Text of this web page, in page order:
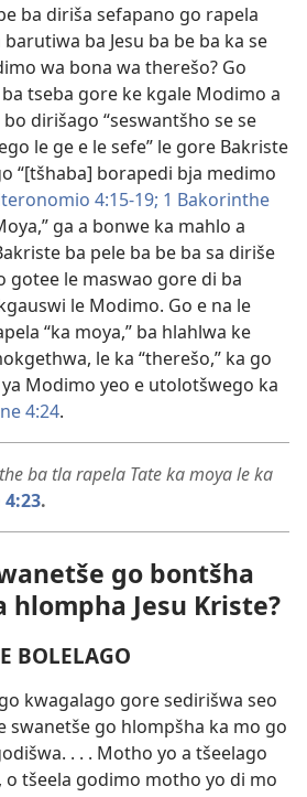
ba diriša sefapano go rapela
ba Jesu ba be ba ka se
wa bona wa therešo? Go
tseba gore ke kgale Modimo a
dirišago “seswantšho se se
le ge e le sefe” le gore Bakriste
“[tšhaba] borapedi bja medimo
4:15-19; 1 Bakorinthe
ga a bonwe ka mahlo a
ba pele ba be ba sa diriše
gotee le maswao gore di ba
le Modimo. Go e na le
“ka moya,” ba hlahlwa ke
le ka “therešo,” ka go
Modimo yeo e utolotšwego ka
4:24.
ba tla rapela Tate ka moya le ka
4:23.
go bontšha
hlompha Jesu Kriste?
BOLELAGO
kwagalago gore sedirišwa seo
swanetše go hlompšha ka mo go
. . . Motho yo a tšeelago
tšeela godimo motho yo di mo